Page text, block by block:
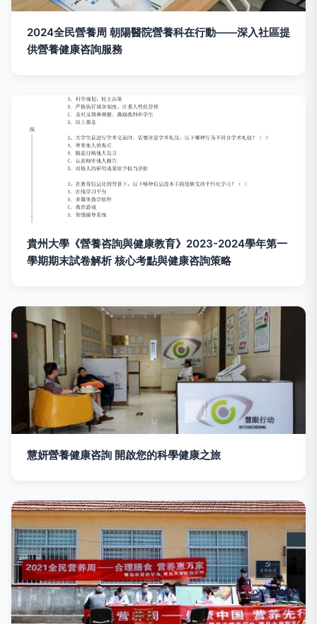
2024全民營養周 朝陽醫院營養科在行動——深入社區提
供營養健康咨詢服務
貴州大學《營養咨詢與健康教育》2023-2024學年第一
學期期末試卷解析 核心考點與健康咨詢策略
慧妍營養健康咨詢 開啟您的科學健康之旅